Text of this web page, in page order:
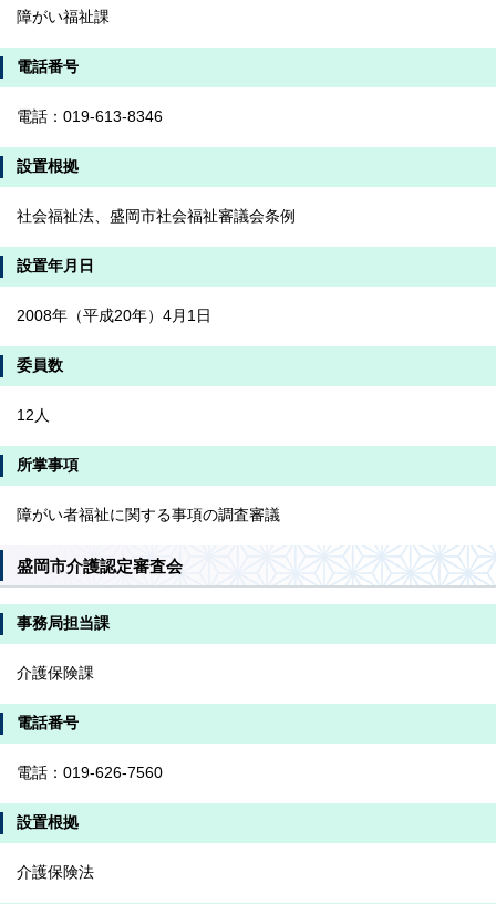
障がい福祉課
電話番号
電話：019-613-8346
設置根拠
社会福祉法、盛岡市社会福祉審議会条例
設置年月日
2008年（平成20年）4月1日
委員数
12人
所掌事項
障がい者福祉に関する事項の調査審議
盛岡市介護認定審査会
事務局担当課
介護保険課
電話番号
電話：019-626-7560
設置根拠
介護保険法